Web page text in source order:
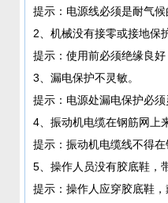
提示：电源线必须是耐气候
2、机械没有接零或接地保
提示：使用前必须绝缘良好
3、漏电保护不灵敏。
提示：电源处漏电保护必须
4、振动机电缆在钢筋网上
提示：振动机电缆线不得
5、操作人员没有胶底鞋，
提示：操作人应穿胶底鞋，